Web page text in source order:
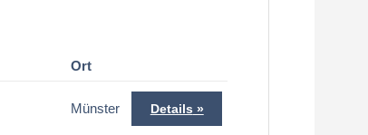
Ort
Münster Details